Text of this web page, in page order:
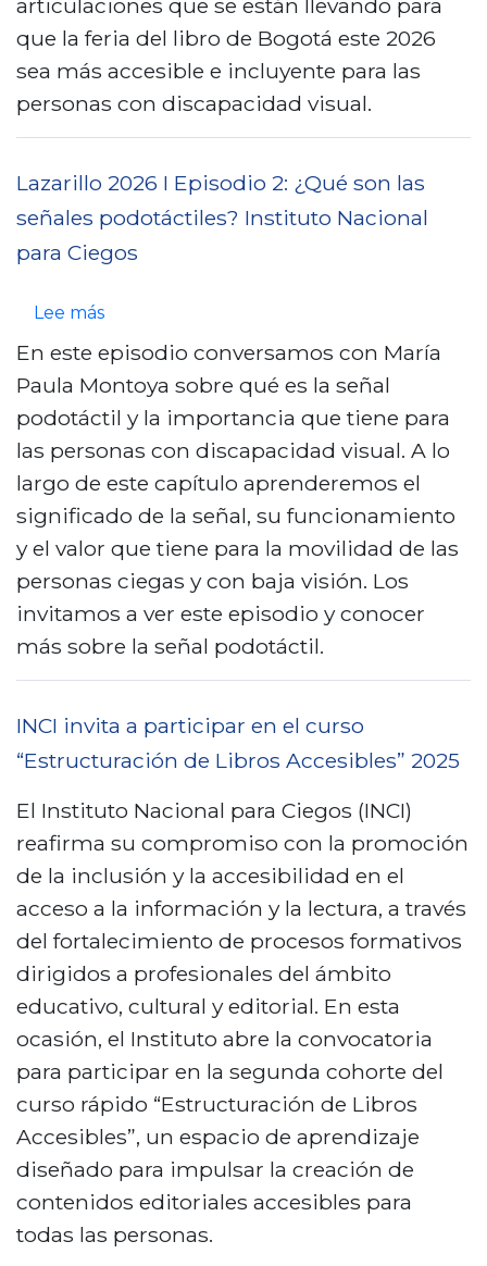
I
E
p
i
s
o
d
D
e
s
i
l
w
e
b
L
B
O
c
e
s
l
e
2
0
2
6
articulaciones que se están llevando para
que la feria del libro de Bogotá este 2026
sea más accesible e incluyente para las
personas con discapacidad visual.
Lazarillo 2026 I Episodio 2: ¿Qué son las
señales podotáctiles? Instituto Nacional
para Ciegos
Lee más
o
b
r
e
L
a
z
a
r
i
o
2
0
2
6
E
p
i
s
o
d
i
o
2
:
En este episodio conversamos con María
Paula Montoya sobre qué es la señal
podotáctil y la importancia que tiene para
las personas con discapacidad visual. A lo
largo de este capítulo aprenderemos el
significado de la señal, su funcionamiento
y el valor que tiene para la movilidad de las
personas ciegas y con baja visión. Los
invitamos a ver este episodio y conocer
más sobre la señal podotáctil.
INCI invita a participar en el curso
“Estructuración de Libros Accesibles” 2025
El Instituto Nacional para Ciegos (INCI)
reafirma su compromiso con la promoción
de la inclusión y la accesibilidad en el
acceso a la información y la lectura, a través
del fortalecimiento de procesos formativos
dirigidos a profesionales del ámbito
educativo, cultural y editorial. En esta
ocasión, el Instituto abre la convocatoria
para participar en la segunda cohorte del
curso rápido “Estructuración de Libros
Accesibles”, un espacio de aprendizaje
diseñado para impulsar la creación de
contenidos editoriales accesibles para
todas las personas.